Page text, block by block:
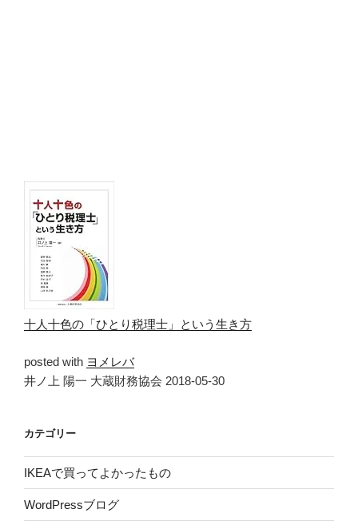
十人十色の「ひとり税理士」という生き方
posted with ヨメレバ
井ノ上 陽一 大蔵財務協会 2018-05-30
カテゴリー
IKEAで買ってよかったもの
WordPressブログ